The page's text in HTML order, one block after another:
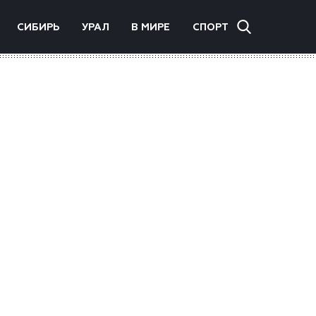
СИБИРЬ УРАЛ В МИРЕ СПОРТ